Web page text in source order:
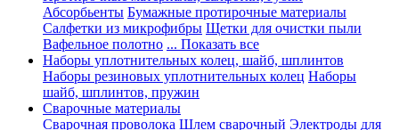
Абсорбьенты Бумажные протирочные материалы
Салфетки из микрофибры Щетки для очистки пыли
Вафельное полотно ... Показать все
Наборы уплотнительных колец, шайб, шплинтов
Наборы резиновых уплотнительных колец Наборы
шайб, шплинтов, пружин
Сварочные материалы
Сварочная проволока Шлем сварочный Электроды для